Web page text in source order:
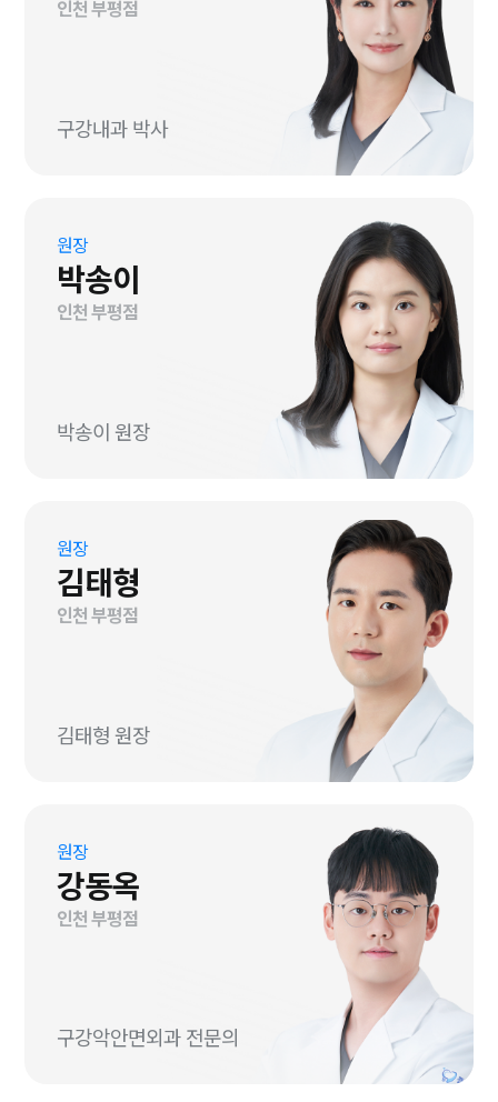
인천 부평점
구강내과 박사
원장
박송이
인천 부평점
박송이 원장
원장
김태형
인천 부평점
김태형 원장
원장
강동옥
인천 부평점
구강악안면외과 전문의